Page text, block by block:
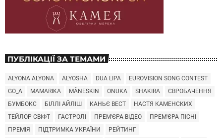
ПУБЛІКАЦІЇ ЗА ТЕМАМИ
ALYONA ALYONA ALYOSHA DUA LIPA
EUROVISION SONG CONTEST
GO_A
MAMARIKA MÅNESKIN ONUKA SHAKIRA
ЄВРОБАЧЕННЯ
БУМБОКС
БІЛЛІ АЙЛІШ КАНЬЄ ВЕСТ
НАСТЯ КАМЕНСКИХ
ТЕЙЛОР СВІФТ
ГАСТРОЛІ ПРЕМ'ЄРА ВІДЕО
ПРЕМ'ЄРА ПІСНІ
ПРЕМІЯ
ПІДТРИМКА УКРАЇНИ
РЕЙТИНГ